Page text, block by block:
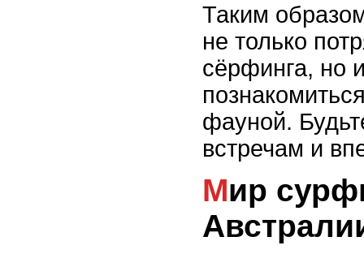
Таким
не только
сёрфинга, но
фауной.
встречам и
Мир сурфинга на пляжах